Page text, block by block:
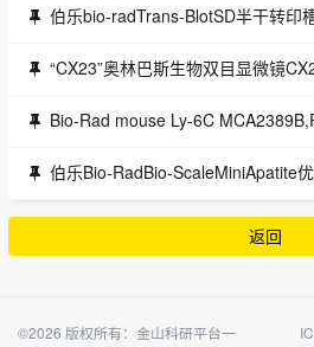
伯乐bio-radTrans-BlotSD半干转印
“CX23”奥林巴斯生物双目显微镜CX23 重庆销售
Bio-Rad mouse Ly-6C
伯乐Bio-RadBio-ScaleMiniApatite优势
返回
©2026 版权所有：金山科研平台一